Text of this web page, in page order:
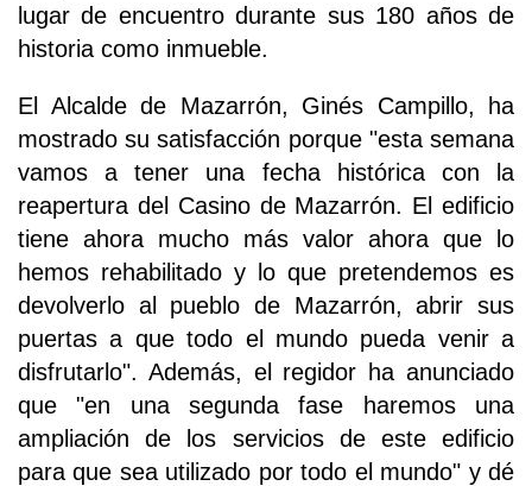
lugar de encuentro durante sus 180 años de
historia como inmueble.
El Alcalde de Mazarrón, Ginés Campillo, ha
mostrado su satisfacción porque "esta semana
vamos a tener una fecha histórica con la
reapertura del Casino de Mazarrón. El edificio
tiene ahora mucho más valor ahora que lo
hemos rehabilitado y lo que pretendemos es
devolverlo al pueblo de Mazarrón, abrir sus
puertas a que todo el mundo pueda venir a
disfrutarlo". Además, el regidor ha anunciado
que "en una segunda fase haremos una
ampliación de los servicios de este edificio
para que sea utilizado por todo el mundo" y dé